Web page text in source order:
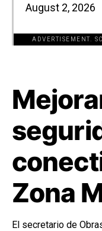
August 2, 2026
ADVERTISEMENT.
Zona
El secretario de